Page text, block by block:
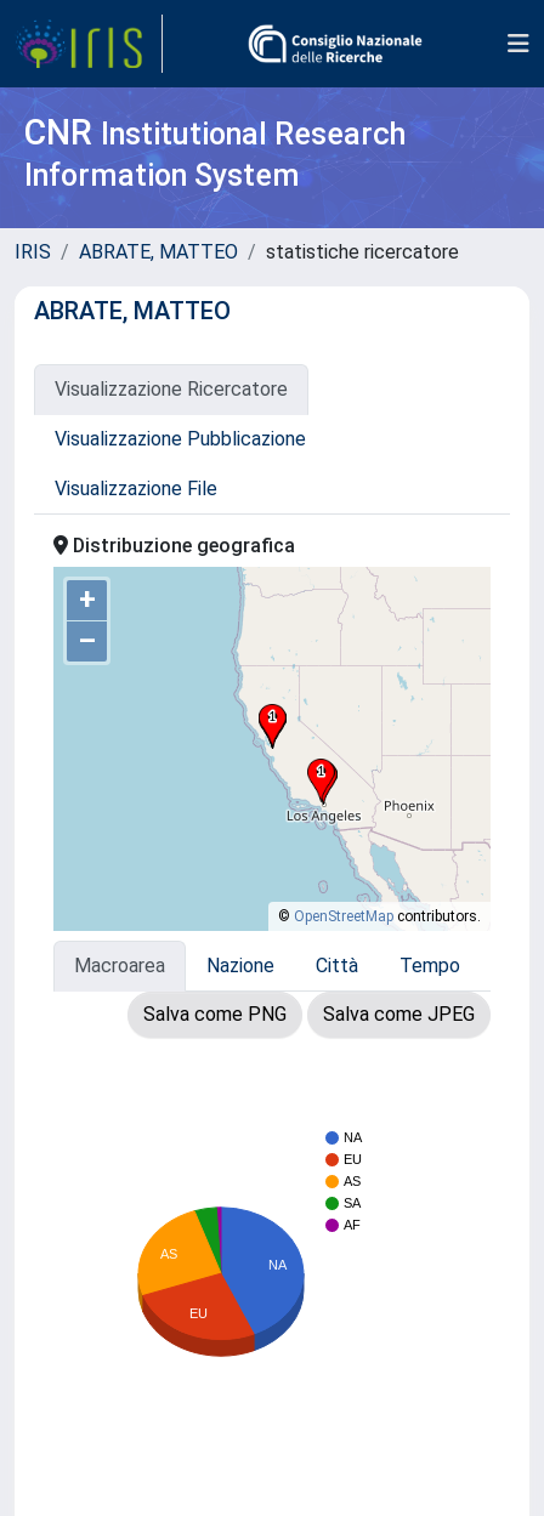
CNR Institutional Research
Information System
IRIS ABRATE, MATTEO statistiche ricercatore
ABRATE, MATTEO
Visualizzazione Ricercatore
Visualizzazione Pubblicazione
Visualizzazione File
Distribuzione geografica
+
–
© OpenStreetMap contributors.
Macroarea Nazione Città Tempo
Salva come PNG Salva come JPEG
NA
EU
AS
SA
AF
NA
AS
EU